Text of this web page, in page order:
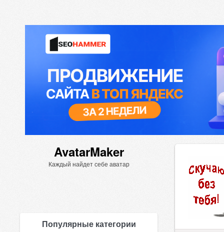
AvatarMaker
Каждый найдет себе аватар
Популярные категории